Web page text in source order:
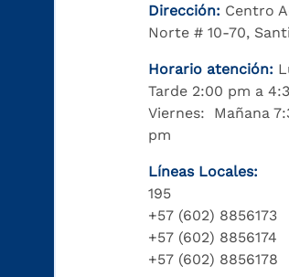
Dirección: Centro
Norte # 10-70,
Horario atención:
Tarde 2:00 pm a
Viernes: Mañana
pm
Líneas Locales:
195
+57 (602) 8856173
+57 (602) 8856174
+57 (602) 8856178